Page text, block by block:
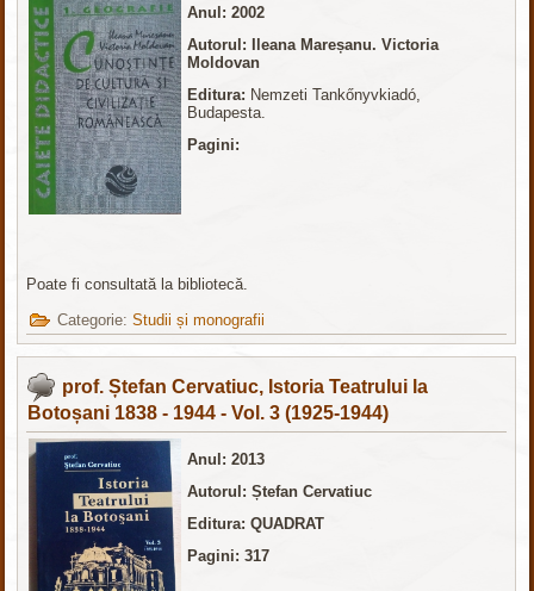
Anul: 2002
Autorul: Ileana Mareșanu. Victoria
Moldovan
Editura: Nemzeti Tankőnyvkiadó,
Budapesta.
Pagini:
Poate fi consultată la bibliotecă.
Categorie:Studii și monografii
prof. Ștefan Cervatiuc, Istoria Teatrului la
Botoșani 1838 - 1944 - Vol. 3 (1925-1944)
Anul: 2013
Autorul: Ștefan Cervatiuc
Editura: QUADRAT
Pagini: 317